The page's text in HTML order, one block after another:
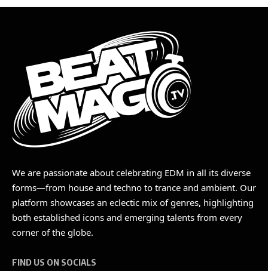
We are passionate about celebrating EDM in all its diverse
forms—from house and techno to trance and ambient. Our
platform showcases an eclectic mix of genres, highlighting
both established icons and emerging talents from every
corner of the globe.
FIND US ON SOCIALS